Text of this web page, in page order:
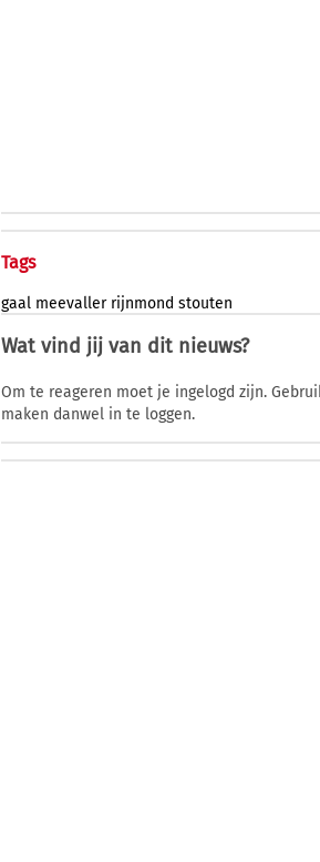
Tags
gaal meevaller rijnmond stouten
Wat vind jij van dit nieuws?
Om te reageren moet je ingelogd zijn.
maken danwel in te loggen.